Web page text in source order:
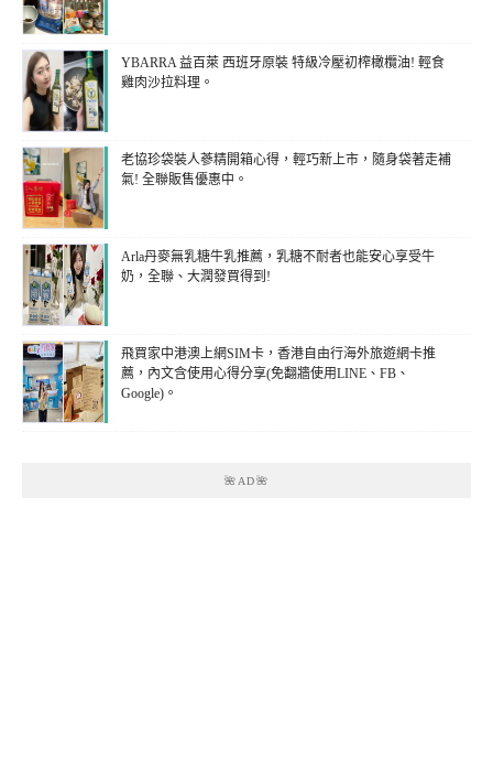
YBARRA 益百萊 西班牙原裝 特級冷壓初榨橄欖油! 輕食
雞肉沙拉料理。
老協珍袋裝人蔘精開箱心得，輕巧新上市，隨身袋著走補
氣! 全聯販售優惠中。
Arla丹麥無乳糖牛乳推薦，乳糖不耐者也能安心享受牛
奶，全聯、大潤發買得到!
飛買家中港澳上網SIM卡，香港自由行海外旅遊網卡推
薦，內文含使用心得分享(免翻牆使用LINE、FB、
Google)。
🌺AD🌺